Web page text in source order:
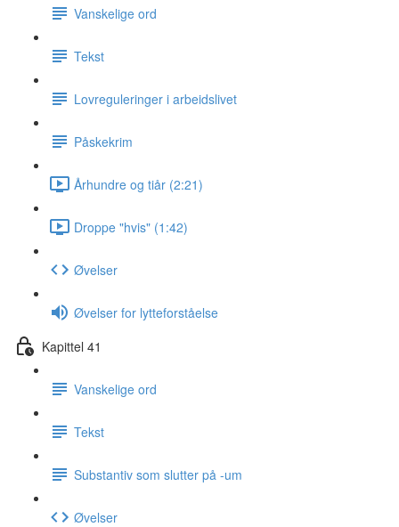
Vanskelige ord
Tekst
Lovreguleringer i arbeidslivet
Påskekrim
Århundre og tiår (2:21)
Droppe "hvis" (1:42)
Øvelser
Øvelser for lytteforståelse
Kapittel 41
Vanskelige ord
Tekst
Substantiv som slutter på -um
Øvelser